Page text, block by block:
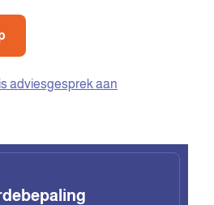
adviesgesprek aan